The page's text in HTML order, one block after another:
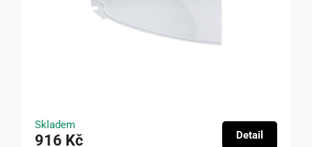
Skladem
916 Kč Detail